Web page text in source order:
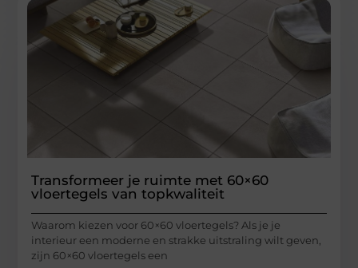
Transformeer je ruimte met 60×60
vloertegels van topkwaliteit
Waarom kiezen voor 60×60 vloertegels? Als je je
interieur een moderne en strakke uitstraling wilt geven,
zijn 60×60 vloertegels een